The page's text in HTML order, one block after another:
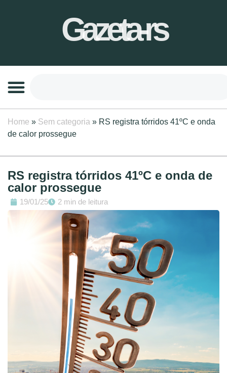
Gazeta-rs
Home » Sem categoria » RS registra tórridos 41ºC e onda
de calor prossegue
RS registra tórridos 41ºC e onda de
calor prossegue
19/01/25 2 min de leitura